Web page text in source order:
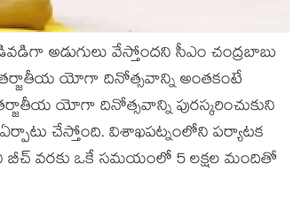
అడుగులు వేస్తోందని సీఎం చంద్ర‌బాబు
యోగా దినోత్స‌వాన్ని అంతకంటే
యోగా దినోత్స‌వాన్ని పుర‌స్క‌రించుకుని
ఏర్పాటు చేస్తోంది. విశాఖ‌ప‌ట్నంలోని ప‌ర్యాట‌క
బీచ్ వ‌ర‌కు ఒకే స‌మ‌యంలో 5 ల‌క్ష‌ల మందితో